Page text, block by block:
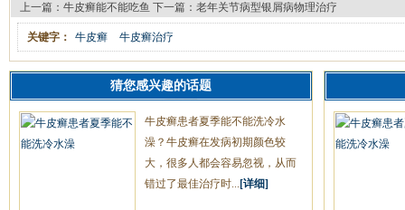
上一篇： 牛皮癣能不能吃鱼 下一篇： 老年关节病型银屑病物理治疗
关键字： 牛皮癣 牛皮癣治疗
猜您感兴趣的话题
牛皮癣患者夏季能不能洗冷水
澡？牛皮癣在发病初期颜色较
大，很多人都会容易忽视，从而
错过了最佳治疗时... [详细]